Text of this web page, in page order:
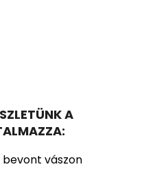
A
vászon